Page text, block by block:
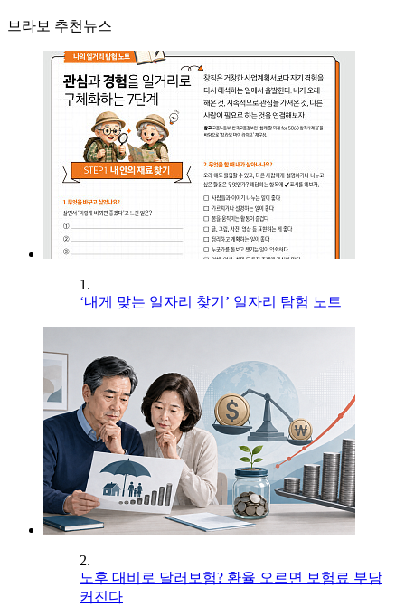
브라보 추천뉴스
1.
‘내게 맞는 일자리 찾기’ 일자리 탐험 노트
2.
노후 대비로 달러보험? 환율 오르면 보험료 부담
커진다